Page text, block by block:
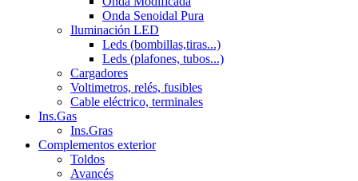
Onda Senoidal Pura
Iluminación LED
Leds (bombillas,tiras...)
Leds (plafones, tubos...)
Cargadores
Voltimetros, relés, fusibles
Cable eléctrico, terminales
Ins.Gas
Ins.Gras
Complementos exterior
Toldos
Avancés